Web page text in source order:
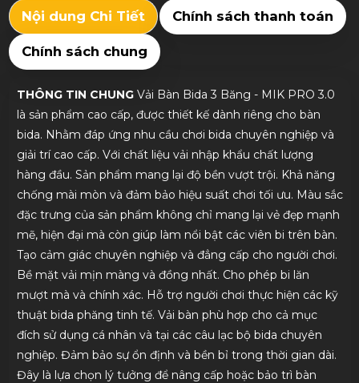
Nội dung Chi Tiết Chính sách thanh toán
Chính sách chung
THÔNG TIN CHUNGVải Bàn Bida 3 Băng - MIK PRO 3.0
là sản phẩm cao cấp, được thiết kế dành riêng cho bàn
bida. Nhằm đáp ứng nhu cầu chơi bida chuyên nghiệp và
giải trí cao cấp. Với chất liệu vải nhập khẩu chất lượng
hàng đầu. Sản phẩm mang lại độ bền vượt trội. Khả năng
chống mài mòn và đảm bảo hiệu suất chơi tối ưu. Màu sắc
đặc trưng của sản phẩm không chỉ mang lại vẻ đẹp mạnh
mẽ, hiện đại mà còn giúp làm nổi bật các viên bi trên bàn.
Tạo cảm giác chuyên nghiệp và đẳng cấp cho người chơi.
Bề mặt vải mịn màng và đồng nhất. Cho phép bi lăn
mượt mà và chính xác. Hỗ trợ người chơi thực hiện các kỹ
thuật bida phăng tinh tế. Vải bàn phù hợp cho cả mục
đích sử dụng cá nhân và tại các câu lạc bộ bida chuyên
nghiệp. Đảm bảo sự ổn định và bền bỉ trong thời gian dài.
Đây là lựa chọn lý tưởng để nâng cấp hoặc bảo trì bàn